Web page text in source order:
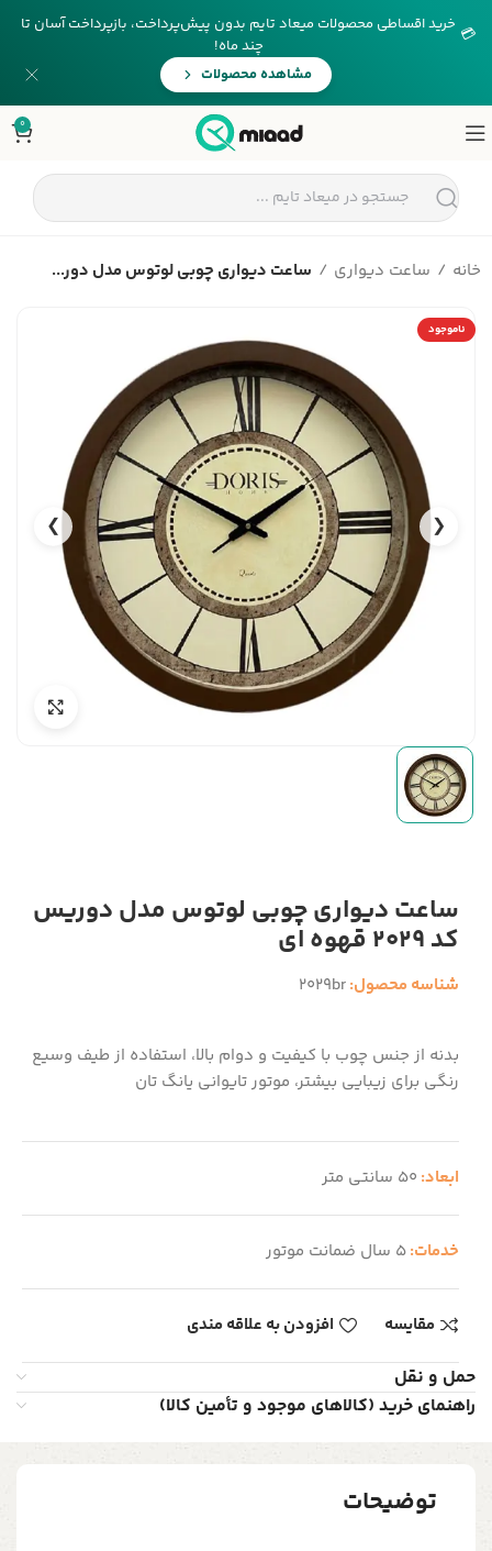
💳 خرید اقساطی محصولات میعاد تایم بدون پیش‌پرداخت، بازپرداخت آسان تا
چند ماه!
مشاهده محصولات
0
خانه ساعت دیواری ساعت دیواری چوبی لوتوس مدل دور...
ناموجود
❮
❯
ساعت دیواری چوبی لوتوس مدل دوریس
کد 2029 قهوه ای
شناسه محصول:2029br
بدنه از جنس چوب با کیفیت و دوام بالا، استفاده از طیف وسیع
رنگی برای زیبایی بیشتر، موتور تایوانی یانگ تان
ابعاد: 50 سانتی متر
خدمات:5 سال ضمانت موتور
مقایسه افزودن به علاقه مندی
حمل و نقل
راهنمای خرید (کالاهای موجود و تأمین کالا)
توضیحات